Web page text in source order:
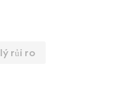
rủi ro